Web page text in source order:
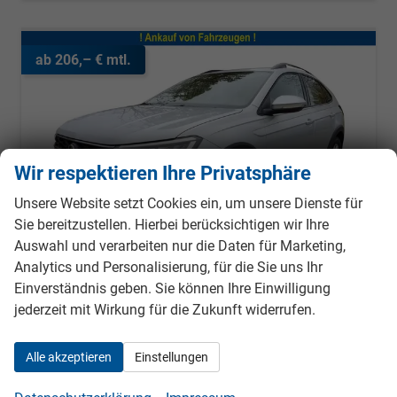
ab 206,– € mtl.
LIFE APP-CONNECT+PDC+LED+KLIMA+ALU
unverbindliche Lieferzeit: ca. 5-6 Monate
Fahrzeugnr. 979494 Getriebe Schalt. 6-Gang
Wir respektieren Ihre Privatsphäre
Unsere Website setzt Cookies ein, um unsere Dienste für
Sie bereitzustellen. Hierbei berücksichtigen wir Ihre
Auswahl und verarbeiten nur die Daten für Marketing,
Analytics und Personalisierung, für die Sie uns Ihr
Einverständnis geben. Sie können Ihre Einwilligung
jederzeit mit Wirkung für die Zukunft widerrufen.
Alle akzeptieren Einstellungen